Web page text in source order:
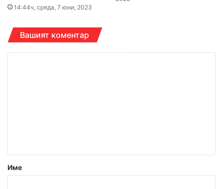
14:44ч, сряда, 7 юни, 2023
Вашият коментар
р
Име